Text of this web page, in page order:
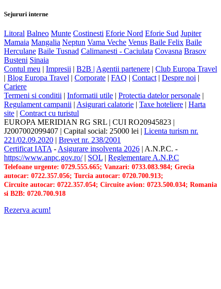
Sejururi interne
Litoral Balneo Munte Costinesti Eforie Nord Eforie Sud Jupiter
Mamaia Mangalia Neptun Vama Veche Venus Baile Felix Baile
Herculane Baile Tusnad Calimanesti - Caciulata Covasna Brasov
Busteni Sinaia
Contul meu
Impresii B2B | Agentii partenere
Club Europa Travel
Blog Europa Travel Corporate FAQ Contact| Despre noi
Cariere
Termeni si conditii
Informatii utile Protectia datelor personale
Regulament campanii Asigurari calatorie Taxe hoteliere
Harta
site
Contract cu turistul
EUROPA MERIDIAN RG SRL
CUI RO20945823
J2007002099407
Capital social: 25000 lei
Licenta turism nr.
221/02.09.2020
Brevet nr. 238/2001
Certificat IATA-Asigurare insolventa 2026 A.N.P.C. -
https://www.anpc.gov.ro/| SOL Reglementare A.N.P.C
Telefoane urgente: 0729.555.665; Vanzari: 0733.083.984; Grecia
autocar: 0722.357.056; Turcia autocar: 0720.700.913;
Circuite autocar: 0722.357.054; Circuite avion: 0723.500.034; Romania
si B2B: 0720.700.918
Rezerva acum!